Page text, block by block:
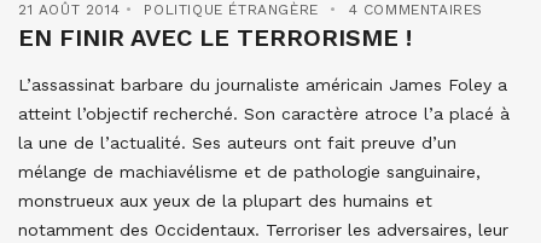
21 AOÛT 2014 POLITIQUE ÉTRANGÈRE 4 COMMENTAIRES
EN FINIR AVEC LE TERRORISME !
L’assassinat barbare du journaliste américain James Foley a
atteint l’objectif recherché. Son caractère atroce l’a placé à
la une de l’actualité. Ses auteurs ont fait preuve d’un
mélange de machiavélisme et de pathologie sanguinaire,
monstrueux aux yeux de la plupart des humains et
notamment des Occidentaux. Terroriser les adversaires, leur